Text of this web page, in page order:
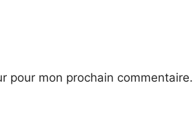
pour mon prochain commentaire.